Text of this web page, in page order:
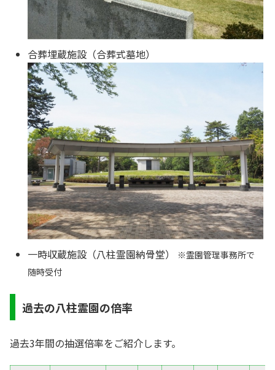
合葬埋蔵施設（合葬式墓地）
一時収蔵施設（八柱霊園納骨堂）
※霊園管理事務所で
随時受付
過去の八柱霊園の倍率
過去3年間の抽選倍率をご紹介します。